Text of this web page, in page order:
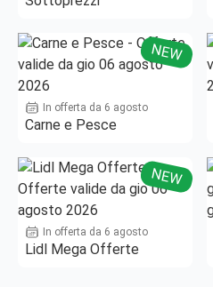
NEW
In offerta da 6 agosto
Carne e Pesce
NEW
In offerta da 6 agosto
Lidl Mega Offerte